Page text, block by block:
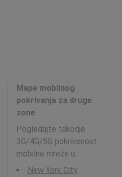
Mape mobilnog
pokrivanja za druge
zone
Pogledajte takodje
3G/4G/5G pokrivenost
mobilne mreže u :
New York City